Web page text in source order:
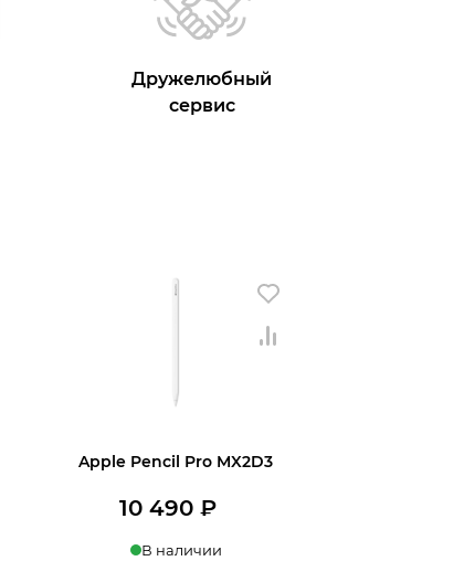
Дружелюбный
сервис
Apple Pencil Pro MX2D3
10 490 ₽
В наличии